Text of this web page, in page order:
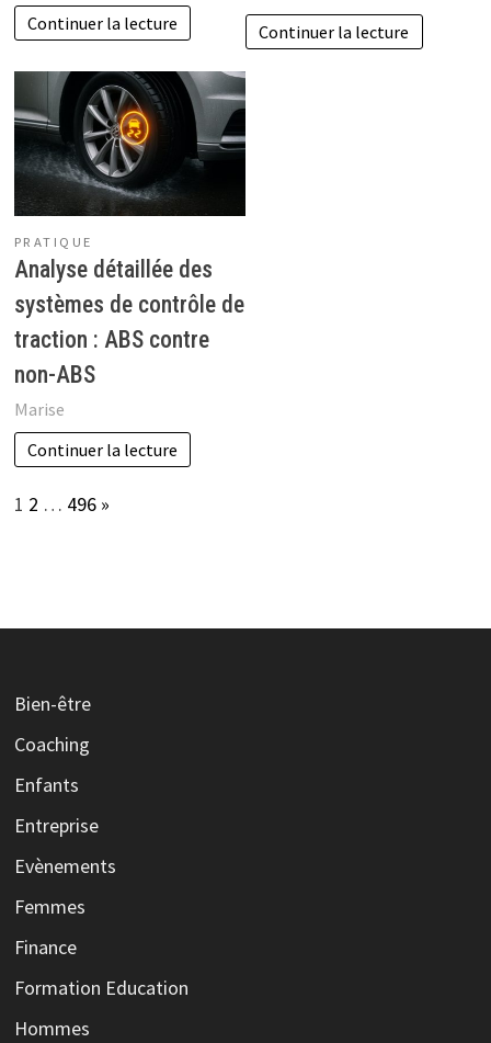
Continuer la lecture
Continuer la lecture
PRATIQUE
Analyse détaillée des
systèmes de contrôle de
traction : ABS contre
non-ABS
Marise
Continuer la lecture
Page:
1 2 … 496 Next
»
Bien-être
Coaching
Enfants
Entreprise
Evènements
Femmes
Finance
Formation Education
Hommes